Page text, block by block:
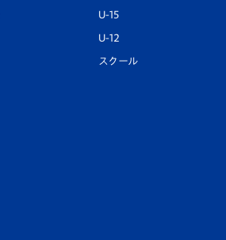
U-15
U-12
スクール